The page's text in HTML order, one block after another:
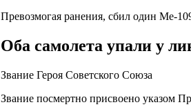
Превозмогая ранения, сбил один Me-
Оба самолета упали у
Звание Героя Советского Союза
Звание посмертно присвоено указом